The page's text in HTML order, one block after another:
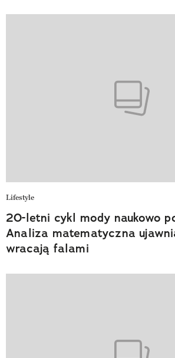
Lifestyle
20-letni cykl mody naukowo
Analiza matematyczna
wracają falami